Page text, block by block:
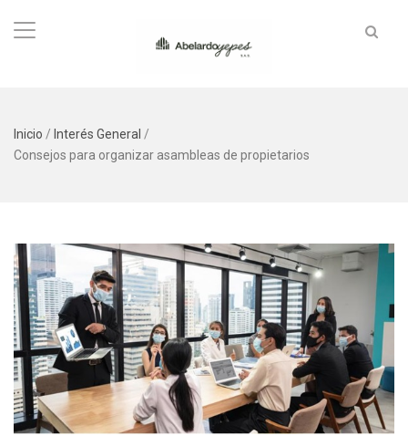
Inicio / Interés General /
Consejos para organizar asambleas de propietarios